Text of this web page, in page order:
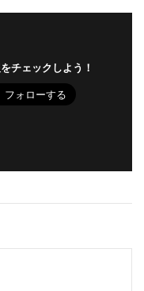
チェックしよう！